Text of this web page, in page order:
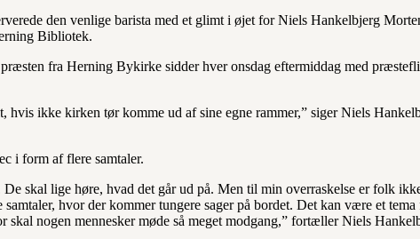
den venlige barista med et glimt i øjet for Niels Hankelbjerg
Bibliotek.
fra Herning Bykirke sidder hver onsdag eftermiddag med
ikke kirken tør komme ud af sine egne rammer,” siger Niels
i form af flere samtaler.
skal lige høre, hvad det går ud på. Men til min overraskelse er folk
hvor der kommer tungere sager på bordet. Det kan være et tema
nogen mennesker møde så meget modgang,” fortæller Niels